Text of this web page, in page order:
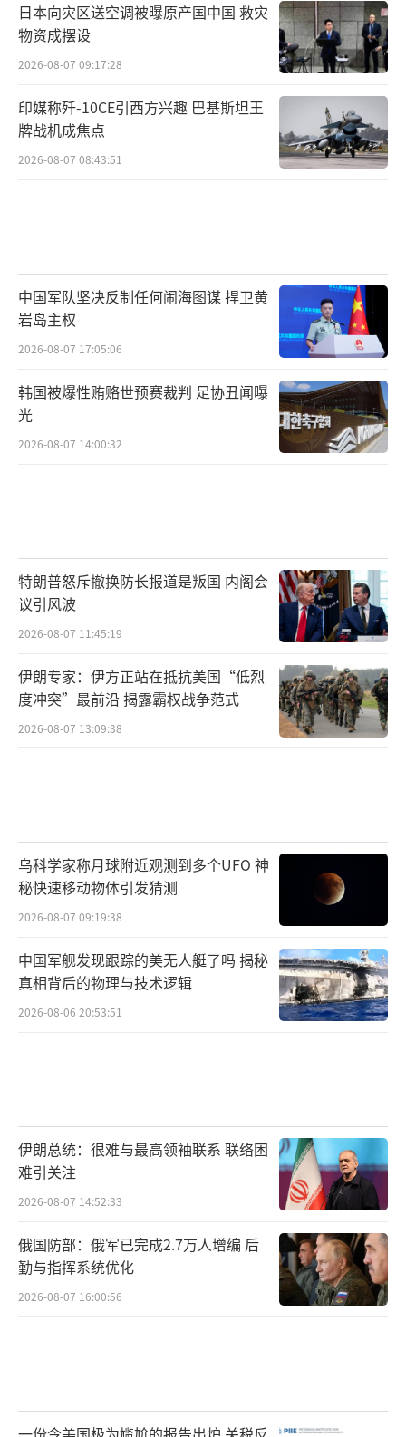
日本向灾区送空调被曝原产国中国 救灾
物资成摆设
2026-08-07 09:17:28
印媒称歼-10CE引西方兴趣 巴基斯坦王
牌战机成焦点
2026-08-07 08:43:51
中国军队坚决反制任何闹海图谋 捍卫黄
岩岛主权
2026-08-07 17:05:06
韩国被爆性贿赂世预赛裁判 足协丑闻曝
光
2026-08-07 14:00:32
特朗普怒斥撤换防长报道是叛国 内阁会
议引风波
2026-08-07 11:45:19
伊朗专家：伊方正站在抵抗美国“低烈
度冲突”最前沿 揭露霸权战争范式
2026-08-07 13:09:38
乌科学家称月球附近观测到多个UFO 神
秘快速移动物体引发猜测
2026-08-07 09:19:38
中国军舰发现跟踪的美无人艇了吗 揭秘
真相背后的物理与技术逻辑
2026-08-06 20:53:51
伊朗总统：很难与最高领袖联系 联络困
难引关注
2026-08-07 14:52:33
俄国防部：俄军已完成2.7万人增编 后
勤与指挥系统优化
2026-08-07 16:00:56